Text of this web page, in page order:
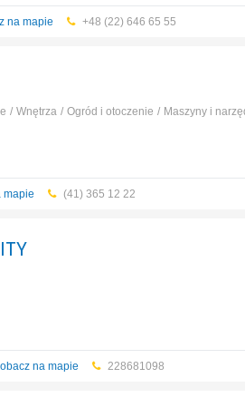
na mapie +48 (22) 646 65 55
Wnętrza Ogród i otoczenie Maszyny i
mapie (41) 365 12 22
na mapie 228681098